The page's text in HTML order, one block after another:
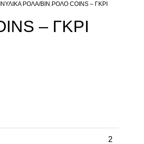
ΡΟΛΆ ΒΙΝ.ΡΟΛΟ COINS – ΓΚΡΙ
– ΓΚΡΙ
2